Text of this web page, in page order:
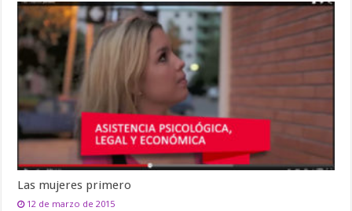
Las mujeres primero
12 de marzo de 2015